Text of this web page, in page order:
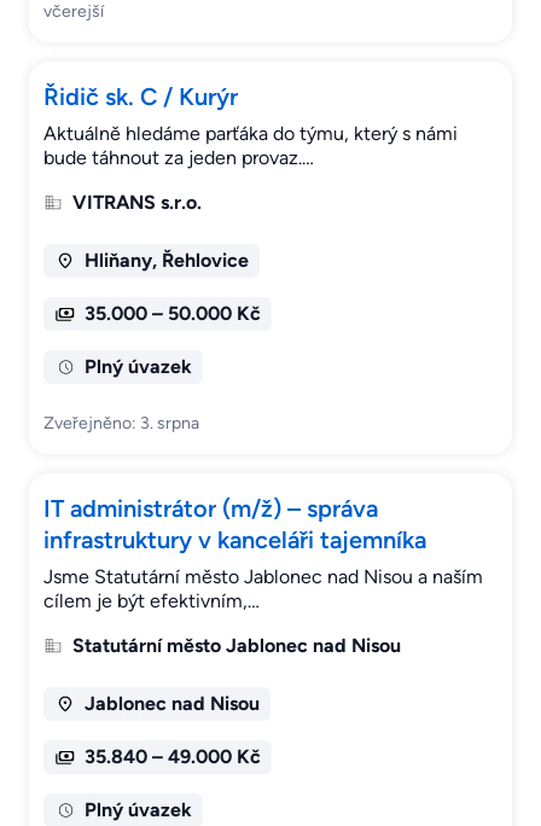
včerejší
Řidič sk. C / Kurýr
Aktuálně hledáme parťáka do týmu, který s námi
bude táhnout za jeden provaz.…
VITRANS s.r.o.
Hliňany, Řehlovice
35.000 – 50.000 Kč
Plný úvazek
Zveřejněno: 3. srpna
IT administrátor (m/ž) – správa
infrastruktury v kanceláři tajemníka
Jsme Statutární město Jablonec nad Nisou a naším
cílem je být efektivním,…
Statutární město Jablonec nad Nisou
Jablonec nad Nisou
35.840 – 49.000 Kč
Plný úvazek